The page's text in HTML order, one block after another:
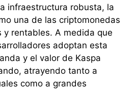
infraestructura robusta, la
una de las criptomonedas
y rentables. A medida que
adoptan esta
y el valor de Kaspa
atrayendo tanto a
como a grandes